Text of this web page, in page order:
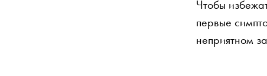
Чтобы
первые
неприятном